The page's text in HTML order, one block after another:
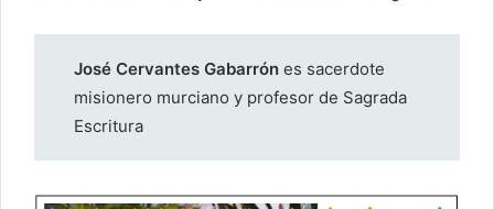
José Cervantes Gabarrónes sacerdote
misionero murciano y profesor de Sagrada
Escritura